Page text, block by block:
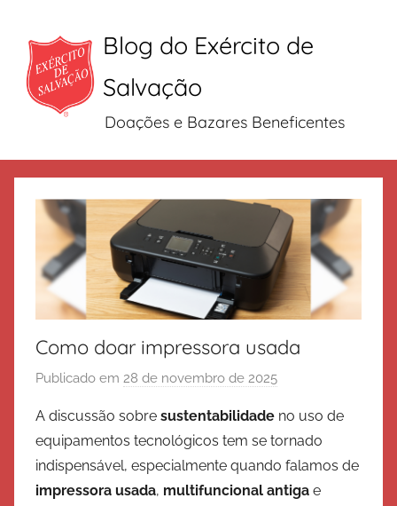
conteúdo
Blog do Exército de
Salvação
Doações e Bazares Beneficentes
Como doar impressora usada
Publicado em 28 de novembro de 2025
r
E
x
é
A discussão sobre sustentabilidade no uso de
equipamentos tecnológicos tem se tornado
indispensável, especialmente quando falamos de
impressora usada, multifuncional antiga e